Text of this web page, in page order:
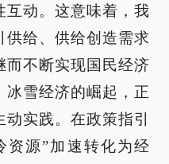
互动。这意味着，我
供给、供给创造需求
而不断实现国民经济
冰雪经济的崛起，正
实践。在政策指引
资源”加速转化为经